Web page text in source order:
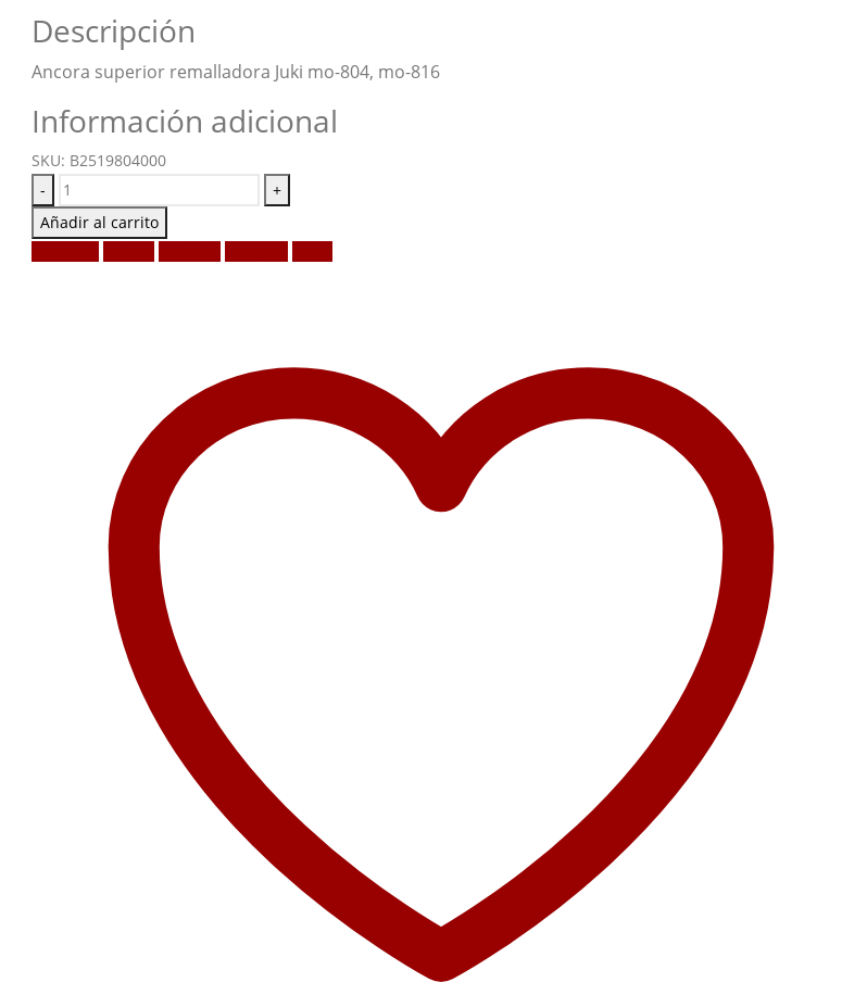
Descripción
Ancora superior remalladora Juki mo-804, mo-816
Información adicional
SKU: B2519804000
-
+
Añadir al carrito